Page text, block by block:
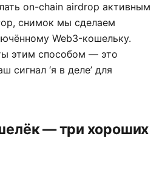
on-chain airdrop активным
снимок мы сделаем
Web3-кошельку.
этим способом — это
сигнал ‘я в деле’ для
— три хороших